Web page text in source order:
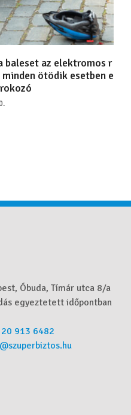
baleset az elektromos r
ötödik esetben e
Óbuda, Tímár utca 8/a
egyeztetett időpontban
913 6482